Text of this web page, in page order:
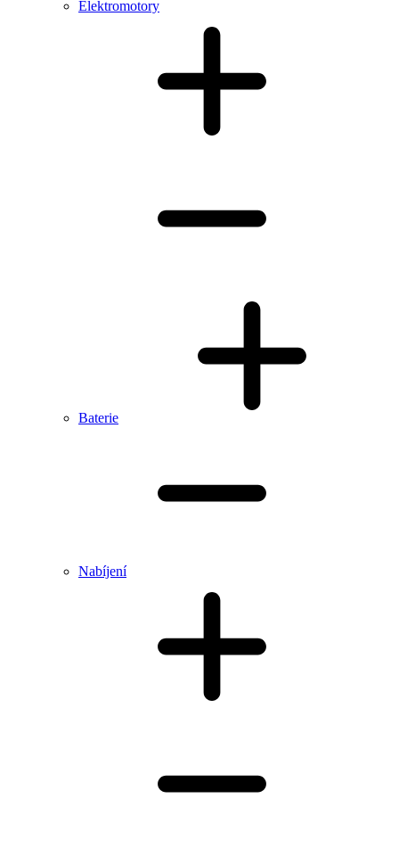
Elektromotory
Baterie
Nabíjení